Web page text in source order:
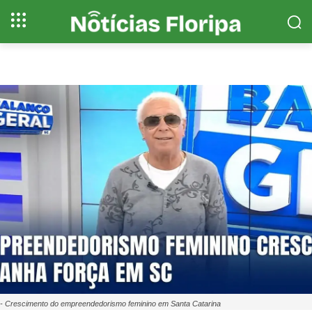
- Crescimento do empreendedorismo feminino em Santa Catarina